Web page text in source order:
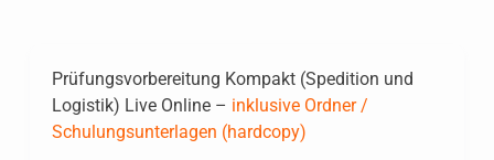
Prüfungsvorbereitung Kompakt (Spedition und
Logistik) Live Online – inklusive Ordner /
Schulungsunterlagen (hardcopy)